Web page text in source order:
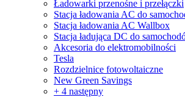
Ładowarki przenośne i przełączki
Stacja ładowania AC do
Stacja ładowania AC Wallbox
Stacja ładująca DC do
Akcesoria do elektromobilności
Tesla
Rozdzielnice fotowoltaiczne
New Green Savings
+ 4 następny